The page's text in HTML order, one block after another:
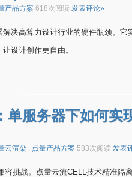
产品方案 618次阅读 发表评论»
决高算力设计行业的硬件瓶颈。
设计创作更自由。
单服务器下如何实
云渲染 , 点量产品方案 583次阅读 发表
容挑战。点量云流CELL技术精准隔